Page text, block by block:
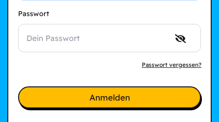
Passwort
Passwort vergessen?
Anmelden